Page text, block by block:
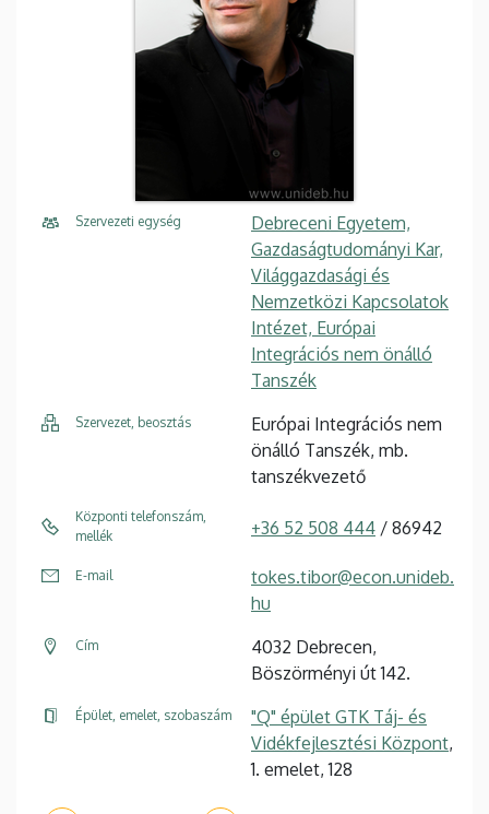
Szervezeti egység
Debreceni Egyetem,
Gazdaságtudományi Kar,
Világgazdasági és
Nemzetközi Kapcsolatok
Intézet, Európai
Integrációs nem önálló
Tanszék
Szervezet, beosztás
Európai Integrációs nem
önálló Tanszék, mb.
tanszékvezető
Központi telefonszám,
mellék
+36 52 508 444 / 86942
E-mail
tokes.tibor@econ.unideb.
hu
Cím
4032 Debrecen,
Böszörményi út 142.
Épület, emelet, szobaszám
"Q" épület GTK Táj- és
Vidékfejlesztési Központ,
1. emelet, 128